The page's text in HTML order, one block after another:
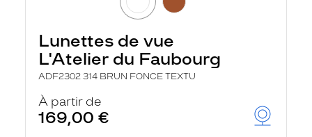
Lunettes de vue
L'Atelier du Faubourg
ADF2302 314 BRUN FONCE TEXTU
À partir de
169,00 €